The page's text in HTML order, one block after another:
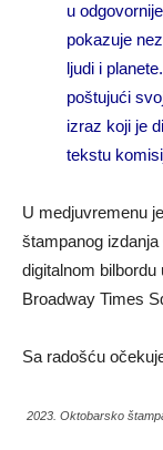
u
pokazuje
ljudi i
poštujući
izraz koji je
tekstu
U medjuvremenu
štampanog izdanja
digitalnom bilbordu
Broadway Times
Sa radošću
2023. Oktobarsko